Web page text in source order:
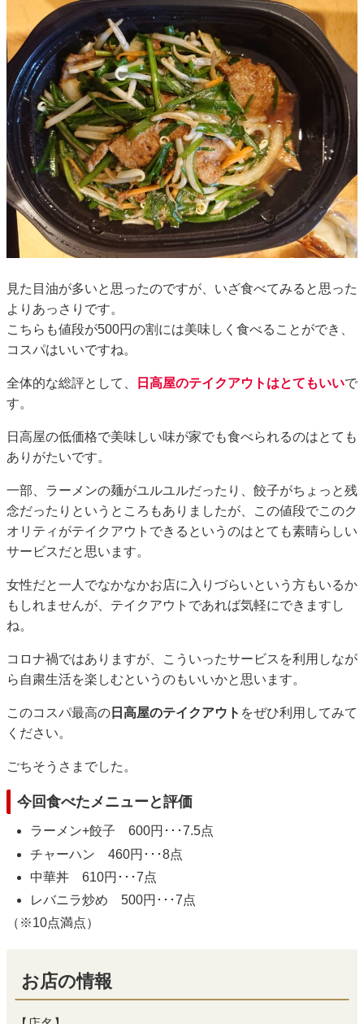
見た目油が多いと思ったのですが、いざ食べてみると思った
よりあっさりです。
こちらも値段が500円の割には美味しく食べることができ、
コスパはいいですね。
全体的な総評として、 日高屋のテイクアウトはとてもいいで
す。
日高屋の低価格で美味しい味が家でも食べられるのはとても
ありがたいです。
一部、ラーメンの麺がユルユルだったり、餃子がちょっと残
念だったりというところもありましたが、この値段でこのク
オリティがテイクアウトできるというのはとても素晴らしい
サービスだと思います。
女性だと一人でなかなかお店に入りづらいという方もいるか
もしれませんが、テイクアウトであれば気軽にできますし
ね。
コロナ禍ではありますが、こういったサービスを利用しなが
ら自粛生活を楽しむというのもいいかと思います。
このコスパ最高の 日高屋のテイクアウト をぜひ利用してみて
ください。
ごちそうさまでした。
今回食べたメニューと評価
ラーメン+餃子 600円･･･7.5点
チャーハン 460円･･･8点
中華丼 610円･･･7点
レバニラ炒め 500円･･･7点
（※10点満点）
お店の情報